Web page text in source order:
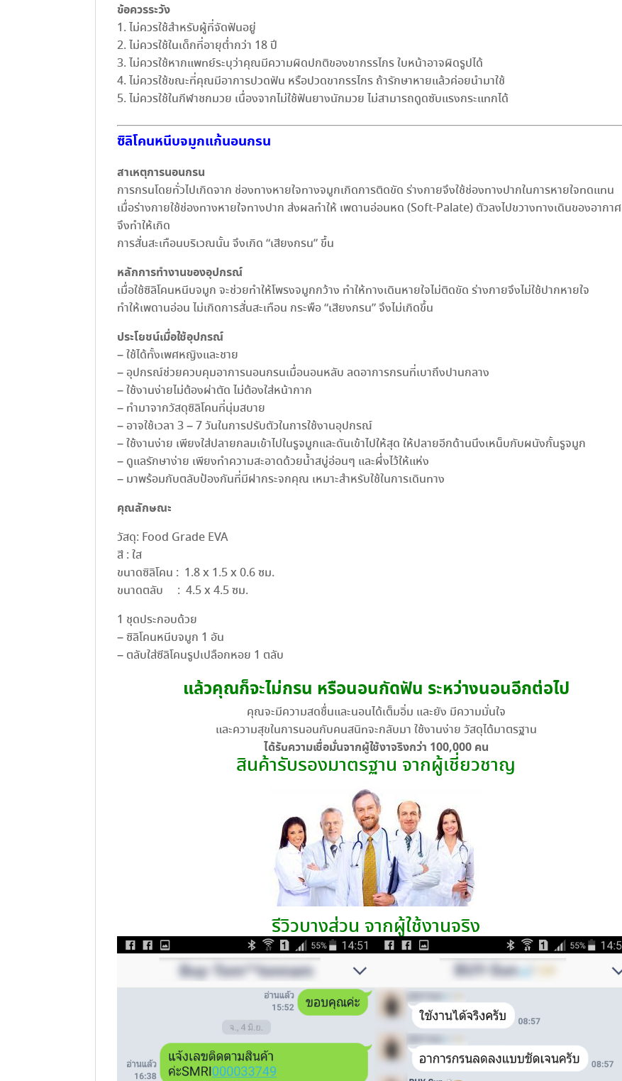
ข้อควรระวัง
1. ไม่ควรใช้สำหรับผู้ที่จัดฟันอยู่
2. ไม่ควรใช้ในเด็กที่อายุต่ำกว่า 18 ปี
3. ไม่ควรใช้หากแพทย์ระบุว่าคุณมีความผิดปกติของขากรรไกร ใบหน้าอาจผิดรูปได้
4. ไม่ควรใช้ขณะที่คุณมีอาการปวดฟัน หรือปวดขากรรไกร ถ้ารักษาหายแล้วค่อยนำมาใช้
5. ไม่ควรใช้ในกีฬาชกมวย เนื่องจากไม่ใช้ฟันยางนักมวย ไม่สามารถดูดซับแรงกระแทกได้
ซิลิโคนหนีบจมูกแก้นอนกรน
สาเหตุการนอนกรน
การกรนโดยทั่วไปเกิดจาก ช่องทางหายใจทางจมูกเกิดการติดขัด ร่างกายจึงใช้ช่องทางปากในการหายใจทดแทน
เมื่อร่างกายใช้ช่องทางหายใจทางปาก ส่งผลทำให้ เพดานอ่อนหด (Soft-Palate) ตัวลงไปขวางทางเดินของอากาศ
จึงทำให้เกิด
การสั่นสะเทือนบริเวณนั้น จึงเกิด “เสียงกรน” ขึ้น
หลักการทำงานของอุปกรณ์
เมื่อใช้ซิลิโคนหนีบจมูก จะช่วยทำให้โพรงจมูกกว้าง ทำให้ทางเดินหายใจไม่ติดขัด ร่างกายจึงไม่ใช้ปากหายใจ
ทำให้เพดานอ่อน ไม่เกิดการสั่นสะเทือน กระพือ “เสียงกรน” จึงไม่เกิดขึ้น
ประโยชน์เมื่อใช้อุปกรณ์
– ใช้ได้ทั้งเพศหญิงและชาย
– อุปกรณ์ช่วยควบคุมอาการนอนกรนเมื่อนอนหลับ ลดอาการกรนที่เบาถึงปานกลาง
– ใช้งานง่ายไม่ต้องผ่าตัด ไม่ต้องใส่หน้ากาก
– ทำมาจากวัสดุซิลิโคนที่นุ่มสบาย
– อาจใช้เวลา 3 – 7 วันในการปรับตัวในการใช้งานอุปกรณ์
– ใช้งานง่าย เพียงใส่ปลายกลมเข้าไปในรูจมูกและดันเข้าไปให้สุด ให้ปลายอีกด้านนึงเหน็บกับผนังกั้นรูจมูก
– ดูแลรักษาง่าย เพียงทำความสะอาดด้วยน้ำสบู่อ่อนๆ และผึ่งไว้ให้แห่ง
– มาพร้อมกับตลับป้องกันที่มีฝากระจกคุณ เหมาะสำหรับใช้ในการเดินทาง
คุณลักษณะ
วัสดุ: Food Grade EVA
สี : ใส
ขนาดซิลิโคน : 1.8 x 1.5 x 0.6 ซม.
ขนาดตลับ : 4.5 x 4.5 ซม.
1 ชุดประกอบด้วย
– ซิลิโคนหนีบจมูก 1 อัน
– ตลับใส่ซีลิโคนรูปเปลือกหอย 1 ตลับ
แล้วคุณก็จะไม่กรน หรือนอนกัดฟัน ระหว่างนอนอีกต่อไป
คุณจะมีความสดชื่นและนอนได้เต็มอิ่ม และยัง มีความมั่นใจ
และความสุขในการนอนกับคนสนิทจะกลับมา ใช้งานง่าย วัสดุได้มาตรฐาน
ได้รับความเชื่อมั่นจากผู้ใช้งาจริงกว่า 100,000 คน
สินค้ารับรองมาตรฐาน จากผู้เชี่ยวชาญ
รีวิวบางส่วน จากผู้ใช้งานจริง